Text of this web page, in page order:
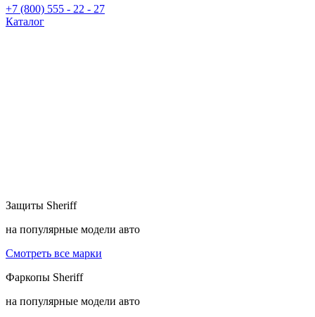
+7 (800) 555 - 22 - 27
Каталог
Защиты Sheriff
на популярные модели авто
Смотреть все марки
Фаркопы Sheriff
на популярные модели авто